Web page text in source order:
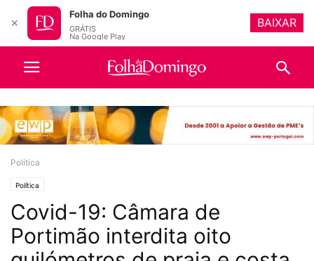
Política
Política
Covid-19: Câmara de
Portimão interdita oito
✕
Folha do Domingo
GRÁTIS
Na Google Play
BAIXAR